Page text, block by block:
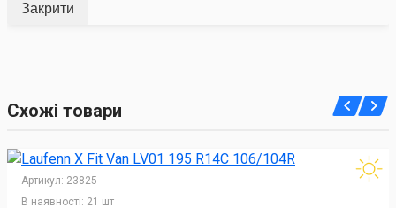
Закрити
Схожі товари
Артикул: 23825
В наявності: 21 шт